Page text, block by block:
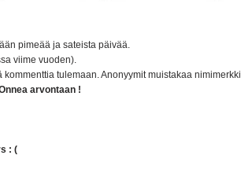
pimeää ja sateista päivää.
viime vuoden).
kommenttia tulemaan. Anonyymit muistakaa nimimerkki.
arvontaan !
: (